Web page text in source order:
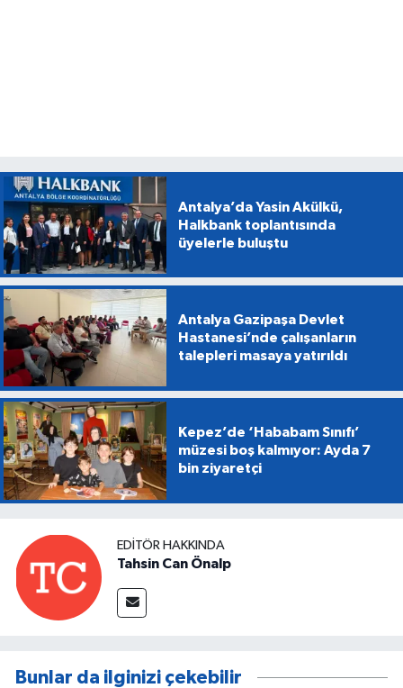
Antalya’da Yasin Akülkü,
Halkbank toplantısında
üyelerle buluştu
Antalya Gazipaşa Devlet
Hastanesi’nde çalışanların
talepleri masaya yatırıldı
Kepez’de ‘Hababam Sınıfı’
müzesi boş kalmıyor: Ayda 7
bin ziyaretçi
EDITÖR HAKKINDA
Tahsin Can Önalp
Bunlar da ilginizi çekebilir